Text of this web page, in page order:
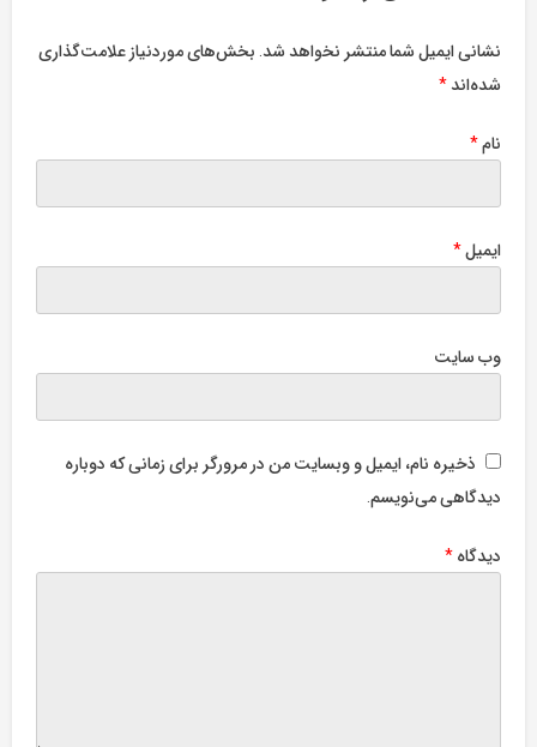
در
بارداری
نشانی ایمیل شما منتشر نخواهد شد. بخش‌های موردنیاز علامت‌گذاری
شده‌اند *
نام*
ایمیل*
وب‌ سایت
ذخیره نام، ایمیل و وبسایت من در مرورگر برای زمانی که دوباره
دیدگاهی می‌نویسم.
دیدگاه *